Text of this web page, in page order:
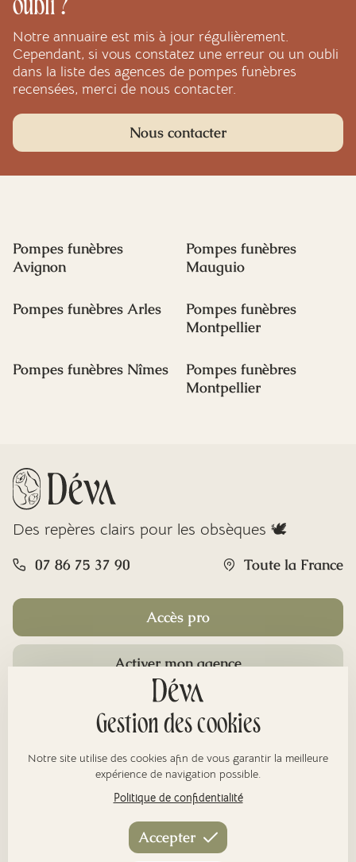
oubli ?
Notre annuaire est mis à jour régulièrement.
Cependant, si vous constatez une erreur ou un oubli
dans la liste des agences de pompes funèbres
recensées, merci de nous contacter.
Nous contacter
Pompes funèbres
Avignon
Pompes funèbres
Mauguio
Pompes funèbres Arles
Pompes funèbres
Montpellier
Pompes funèbres Nîmes
Pompes funèbres
Montpellier
Des repères clairs pour les obsèques 🕊️
07 86 75 37 90 Toute la France
Accès pro
Activer mon agence
Gestion des cookies
Notre site utilise des cookies afin de vous garantir la meilleure
expérience de navigation possible.
Politique de confidentialité
Accepter